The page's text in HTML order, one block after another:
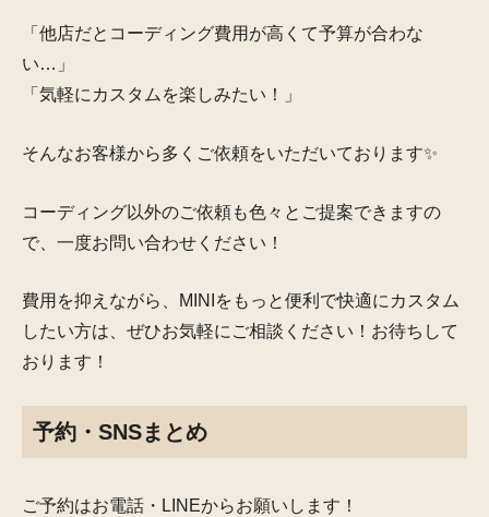
「他店だとコーディング費用が高くて予算が合わな
い…」
「気軽にカスタムを楽しみたい！」
そんなお客様から多くご依頼をいただいております✨
コーディング以外のご依頼も色々とご提案できますの
で、一度お問い合わせください！
費用を抑えながら、MINIをもっと便利で快適にカスタム
したい方は、ぜひお気軽にご相談ください！お待ちして
おります！
予約・SNSまとめ
ご予約はお電話・LINEからお願いします！